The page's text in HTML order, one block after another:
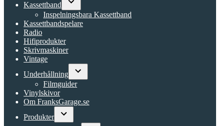
Kassettband
Open
dropdown
menu
Inspelningsbara Kassettband
Kassettbandspelare
Radio
Hifiprodukter
Skrivmaskiner
Vintage
Underhållning
Open
Filmguider
Vinylskivor
Om FranksGarage.se
Produkter
Open